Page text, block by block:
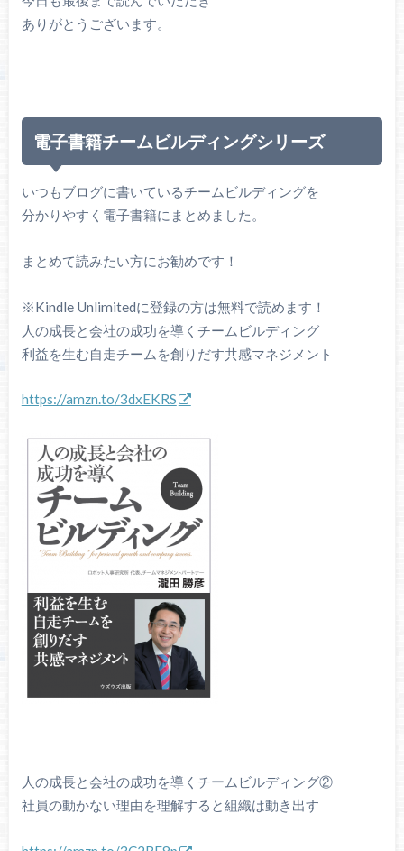
ありがとうございます。
電子書籍チームビルディングシリーズ
いつもブログに書いているチームビルディングを
分かりやすく電子書籍にまとめました。
まとめて読みたい方にお勧めです！
※Kindle Unlimitedに登録の方は無料で読めます！
人の成長と会社の成功を導くチームビルディング
利益を⽣む⾃⾛チームを創りだす共感マネジメント
https://amzn.to/3dxEKRS
人の成長と会社の成功を導くチームビルディング②
社員の動かない理由を理解すると組織は動き出す